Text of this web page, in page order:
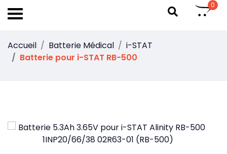
0
Accueil Batterie Médical
i-STAT
Batterie pour i-STAT RB-500